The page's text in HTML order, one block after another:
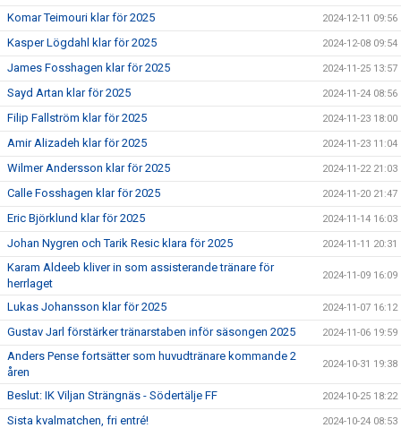
Komar Teimouri klar för 2025 2024-12-11 09:56
Kasper Lögdahl klar för 2025 2024-12-08 09:54
James Fosshagen klar för 2025 2024-11-25 13:57
Sayd Artan klar för 2025 2024-11-24 08:56
Filip Fallström klar för 2025 2024-11-23 18:00
Amir Alizadeh klar för 2025 2024-11-23 11:04
Wilmer Andersson klar för 2025 2024-11-22 21:03
Calle Fosshagen klar för 2025 2024-11-20 21:47
Eric Björklund klar för 2025 2024-11-14 16:03
Johan Nygren och Tarik Resic klara för 2025 2024-11-11 20:31
Karam Aldeeb kliver in som assisterande tränare för
herrlaget
2024-11-09 16:09
Lukas Johansson klar för 2025 2024-11-07 16:12
Gustav Jarl förstärker tränarstaben inför säsongen 2025 2024-11-06 19:59
Anders Pense fortsätter som huvudtränare kommande 2
åren
2024-10-31 19:38
Beslut: IK Viljan Strängnäs - Södertälje FF 2024-10-25 18:22
Sista kvalmatchen, fri entré! 2024-10-24 08:53